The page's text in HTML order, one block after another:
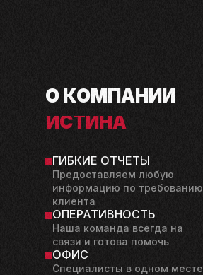
ИСТИНА
ОКОМПАНИИ
ГИБКИЕ ОТЧЕТЫ
Предоставляем любую
информацию по требованию
клиента
ОПЕРАТИВНОСТЬ
Наша команда всегда на
связи и готова помочь
ОФИС
Специалисты в одном месте